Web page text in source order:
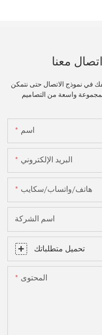
معنا
في نموذج الاتصال حتى نتمكن
واسعة من التصاميم
اسم
البريد الإلكتروني
هاتف/واتساب/سكايب
اسم الشركة
تحميل متطلباتك
المحتوى